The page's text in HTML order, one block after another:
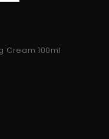
Cream 100ml